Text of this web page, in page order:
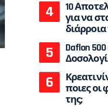
10
για να
Daflon
ποιες οι
της;